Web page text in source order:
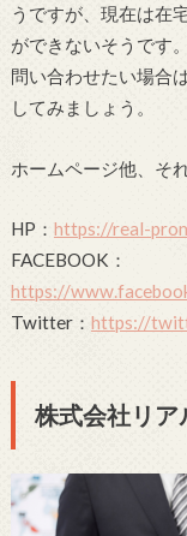
うですが、現在は在
ができないそうです。
問い合わせたい場合
してみましょう。
ホームページ他、そ
HP： https://real-
FACEBOOK：
https://
Twitter： https://
株式会社リア